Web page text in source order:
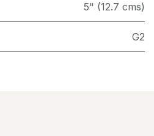
5" (12.7 cms)
G2